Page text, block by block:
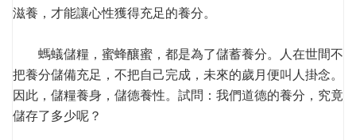
滋養，才能讓心性獲得充足的養分。
螞蟻儲糧，蜜蜂釀蜜，都是為了儲蓄養分。人在世間不
把養分儲備充足，不把自己完成，未來的歲月便叫人掛念。
因此，儲糧養身，儲德養性。試問：我們道德的養分，究竟
儲存了多少呢？